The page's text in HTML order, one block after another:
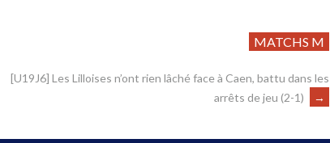
MATCHS M
[U19J6] Les Lilloises n’ont rien lâché face à Caen, battu dans les
arrêts de jeu (2-1)
→